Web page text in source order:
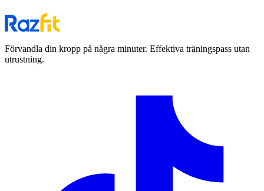
Förvandla din kropp på några minuter. Effektiva träningspass utan
utrustning.